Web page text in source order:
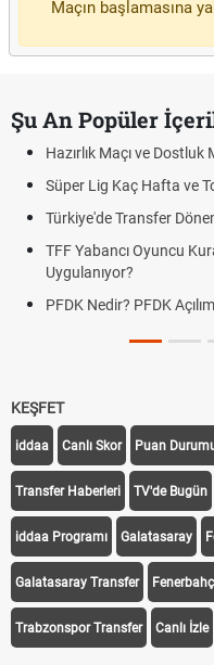
Maçın başlamasına
Şu An Popüler
Hazırlık Maçı ve
Süper Lig Kaç Hafta ve
Türkiye'de Transfer
TFF Yabancı Oyuncu
Uygulanıyor?
PFDK Nedir? PFDK
KEŞFET
iddaa Canlı Skor Puan
Transfer Haberleri TV'de Bugün
iddaa Programı Galatasaray
Galatasaray Transfer
Trabzonspor Transfer Canlı İzle